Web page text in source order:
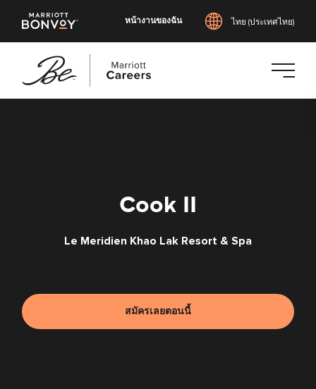
หน้างานของฉัน ไทย (ประเทศไทย)
Cook II
Le Meridien Khao Lak Resort & Spa
สมัครเลยตอนนี้